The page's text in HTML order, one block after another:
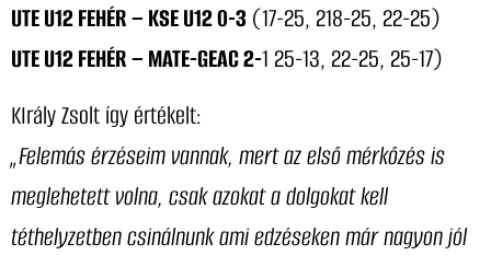
UTE U12 FEHÉR – KSE U12 0-3 (17-25, 218-25, 22-25)
UTE U12 FEHÉR – MATE-GEAC 2-1 25-13, 22-25, 25-17)
KIrály Zsolt így értékelt:
„Felemás érzéseim vannak, mert az első mérkőzés is
meglehetett volna, csak azokat a dolgokat kell
téthelyzetben csinálnunk ami edzéseken már nagyon jól